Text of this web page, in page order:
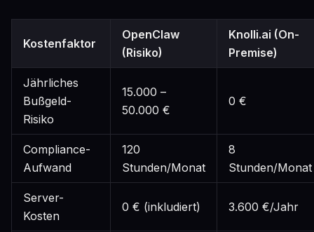
Kostenfaktor
OpenClaw
(Risiko)
Knolli.ai (On-
Premise)
Jährliches
Bußgeld-
Risiko
15.000 –
50.000 €
0 €
Compliance-
Aufwand
120
Stunden/Monat
8
Stunden/Monat
Server-
Kosten
0 € (inkludiert) 3.600 €/Jahr